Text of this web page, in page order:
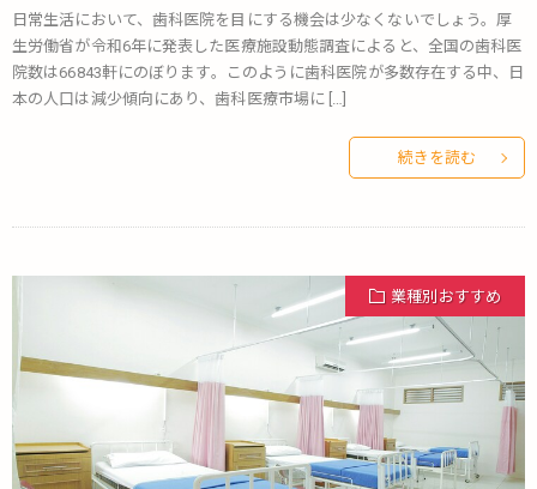
日常生活において、歯科医院を目にする機会は少なくないでしょう。厚
生労働省が令和6年に発表した医療施設動態調査によると、全国の歯科医
院数は66843軒にのぼります。このように歯科医院が多数存在する中、日
本の人口は減少傾向にあり、歯科医療市場に […]
続きを読む
業種別おすすめ